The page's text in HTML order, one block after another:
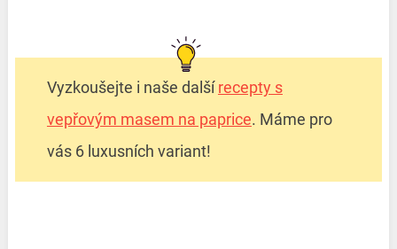
Vyzkoušejte i naše dalšírecepty s
vepřovým masem na paprice. Máme pro
vás 6 luxusních variant!